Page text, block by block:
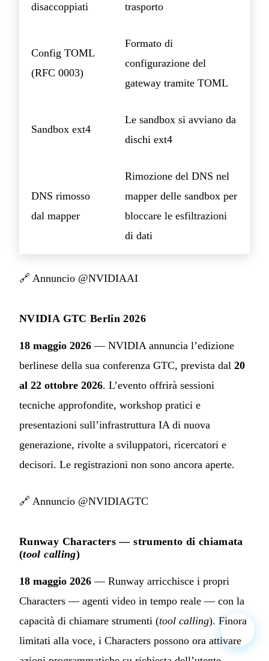
disaccoppiati
trasporto
Config TOML
(RFC 0003)
Formato di
configurazione del
gateway tramite TOML
Sandbox ext4
Le sandbox si avviano da
dischi ext4
DNS rimosso
dal mapper
Rimozione del DNS nel
mapper delle sandbox per
bloccare le esfiltrazioni
di dati
🔗 Annuncio @NVIDIAAI
NVIDIA GTC Berlin 2026
18 maggio 2026 — NVIDIA annuncia l’edizione
berlinese della sua conferenza GTC, prevista dal 20
al 22 ottobre 2026. L’evento offrirà sessioni
tecniche approfondite, workshop pratici e
presentazioni sull’infrastruttura IA di nuova
generazione, rivolte a sviluppatori, ricercatori e
decisori. Le registrazioni non sono ancora aperte.
🔗 Annuncio @NVIDIAGTC
Runway Characters — strumento di chiamata
(tool calling)
18 maggio 2026 — Runway arricchisce i propri
Characters — agenti video in tempo reale — con la
capacità di chiamare strumenti (tool calling). Finora
limitati alla voce, i Characters possono ora attivare